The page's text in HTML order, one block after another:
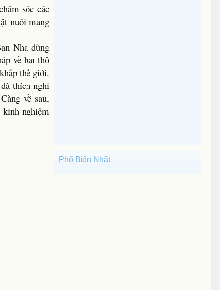
sóc các
nuôi mang
Nha dùng
về bãi thỏ
thế giới.
thích nghi
về sau,
kinh nghiệm
Phổ Biến Nhất